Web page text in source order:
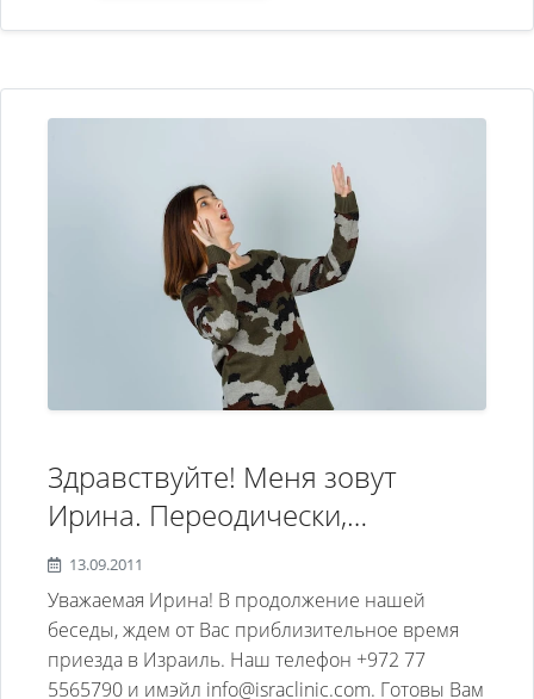
я себе это позволить. Заранее
Вам благодарна за ответ.
Здравствуйте! Меня зовут
Ирина. Переодически,
случались панические атаки. В
31 год, на фоне панической
атаки началась депрессия и
страхи, боялась даже за дверь
13.09.2011
Уважаемая Ирина! В продолжение нашей
беседы, ждем от Вас приблизительное время
приезда в Израиль. Наш телефон +972 77
5565790 и имэйл info@israclinic.com. Готовы Вам